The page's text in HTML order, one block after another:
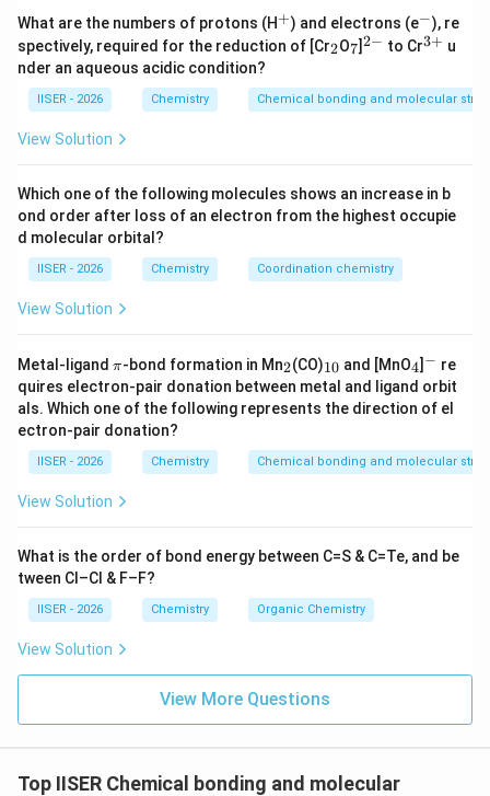
•C=S बनाम C=Te:आवर्त सारणी में सल्फर (S) तीसरे आवर्त का तत्व
है जबकि टेल्यूरियम (Te) पांचवें आवर्त का तत्व है। सल्फर का आकार
टेल्यूरियम से छोटा होता है। छोटा आकार होने के कारण कार्बन और
सल्फर के कक्षकों के बीच अतिव्यापन अधिक मजबूत होता है। अतः
C=S की आबंध ऊर्जा C=Te से अधिक होती है (C=S
• Cl—Cl बनाम F—F:
फ्लोरीन (F) आवर्त सारणी के दूसरे आवर्त का
तत्व है और इसका आकार अत्यंत छोटा होता है। छोटे आकार के कारण
दोनों फ्लोरीन परमाणुओं के एकाकी इलेक्ट्रॉन युग्मों (lone pairs) के
बीच तीव्र अंतर-इलेक्ट्रॉनिक प्रतिकर्षण होता है, जो F—F एकल
प्रतिकर्षण बहुत कम होता है। इसलिए Cl—Cl की आबंध ऊर्जा F—F से
अतः, सही क्रम विकल्प (A) द्वारा दर्शाया गया है।
Step 3: Final Answer:
के सही भौतिक और रासायनिक कारणों की व्याख्या करता है।
Download Solution in PDF
What are the numbers of protons (H^
+) and electrons (e^
−), re
spectively, required for the reduction of [Cr_
2
2O_
7
7]^
2− to Cr^
3+ u
nder an aqueous acidic condition?
IISER - 2026 Chemistry Chemical bonding and molecular
View Solution
Which one of the following molecules shows an increase in b
ond order after loss of an electron from the highest occupie
d molecular orbital?
IISER - 2026 Chemistry Coordination chemistry
View Solution
Metal-ligand \p
π-bond formation in Mn_
2
2(CO)_
{1
0}
10 and [MnO_
4
4] ^
− re
quires electron-pair donation between metal and ligand orbit
als. Which one of the following represents the direction of el
ectron-pair donation?
IISER - 2026 Chemistry Chemical bonding and molecular
View Solution
What is the order of bond energy between C=S & C=Te, and be
tween Cl–Cl & F–F?
IISER - 2026 Chemistry Organic Chemistry
View Solution
View More Questions
Top IISER Chemical bonding and molecular